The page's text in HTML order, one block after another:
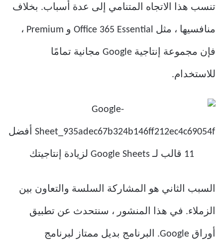
تنسب هذا الاتجاه المتنامي إلى عدة أسباب. بخلاف
منافسيها ، مثل Office 365 Essential و Premium ،
فإن مجموعة إنتاجية Google مجانية تمامًا
للاستخدام.
السبب الثاني هو المشاركة السلسة والتعاون بين
الزملاء. في هذا المنشور ، سنتحدث عن تطبيق
أوراق Google. البرنامج بديل ممتاز لبرنامج